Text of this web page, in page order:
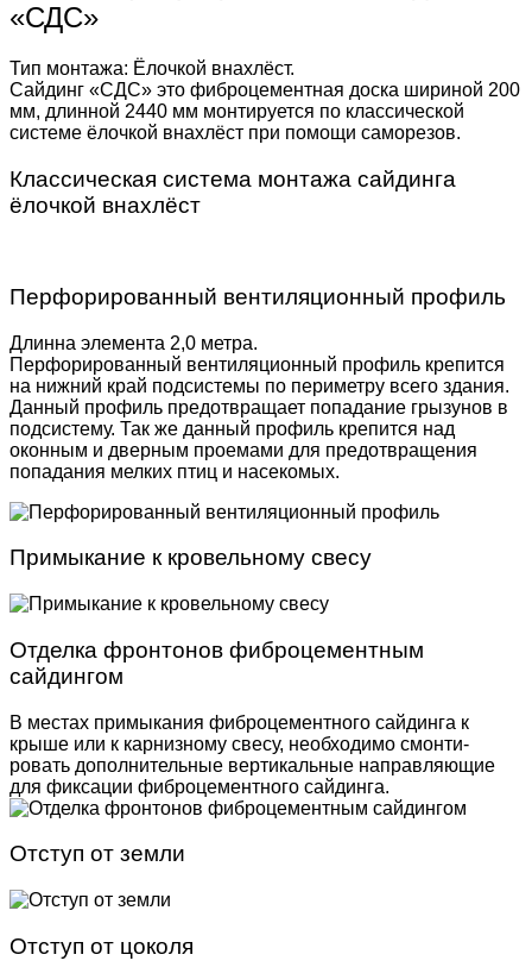
«СДС»
Тип монтажа: Ёлочкой внахлёст.
Сайдинг «СДС» это фиброцементная доска шириной 200
мм, длинной 2440 мм монтируется по классической
системе ёлочкой внахлёст при помощи саморезов.
Классическая система монтажа сайдинга
ёлочкой внахлёст
Перфорированный вентиляционный профиль
Длинна элемента 2,0 метра.
Перфорированный вентиляционный профиль крепится
на нижний край подсистемы по периметру всего здания.
Данный профиль предотвращает попадание грызунов в
подсистему. Так же данный профиль крепится над
оконным и дверным проемами для предотвращения
попадания мелких птиц и насекомых.
Примыкание к кровельному свесу
Отделка фронтонов фиброцементным
сайдингом
В местах примыкания фиброцементного сайдинга к
крыше или к карнизному свесу, необходимо смонти­
ровать дополнительные вертикальные направляю­щие
для фиксации фиброцементного сайдинга.
Отступ от земли
Отступ от цоколя